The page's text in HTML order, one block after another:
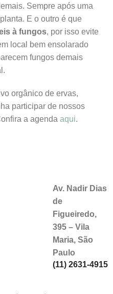
Sempre após uma
E o outro é que
à fungos, por isso evite
local bem ensolarado
fungos demais
orgânico de ervas,
participar de nossos
a agenda aqui.
Av. Nadir Dias
de
Figueiredo,
395 – Vila
Maria, São
Paulo
(11) 2631-4915